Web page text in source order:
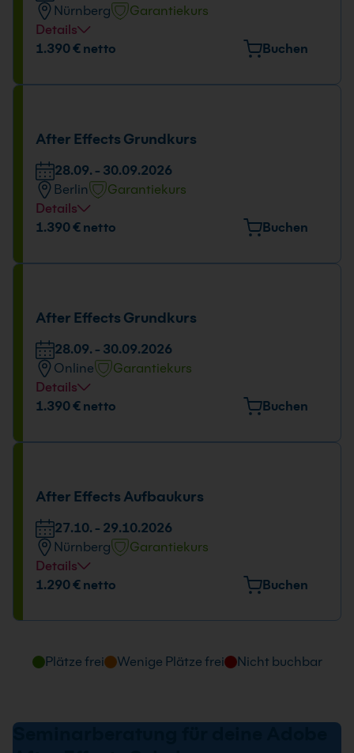
Nürnberg
Garantiekurs
Details
Veranstaltungsort
28.09. - 30.09.2026
1.390 € netto Buchen
After Effects Grundkurs
28.09. - 30.09.2026
Berlin
Garantiekurs
Details
Veranstaltungsort
28.09. - 30.09.2026
1.390 € netto Buchen
After Effects Grundkurs
28.09. - 30.09.2026
Online
Garantiekurs
Details
Tage und Uhrzeit
1.390 € netto Buchen
After Effects Aufbaukurs
27.10. - 29.10.2026
Nürnberg
Garantiekurs
Details
Veranstaltungsort
27.10. - 29.10.2026
1.290 € netto Buchen
Plätze frei Wenige Plätze frei Nicht buchbar
Seminarberatung für deine Adobe